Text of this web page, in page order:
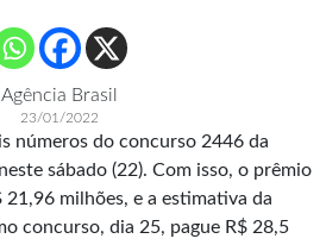
Agência Brasil
23/01/2022
números do concurso 2446 da
sábado (22). Com isso, o prêmio
milhões, e a estimativa da
concurso, dia 25, pague R$ 28,5